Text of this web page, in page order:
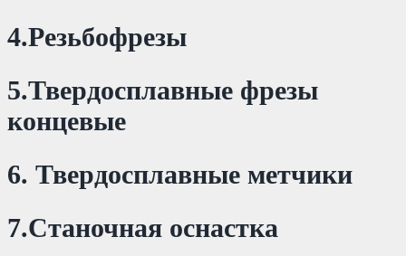
4.Резьбофрезы
5.Твердосплавные фрезы
концевые
6. Твердосплавные метчики
7.Станочная оснастка